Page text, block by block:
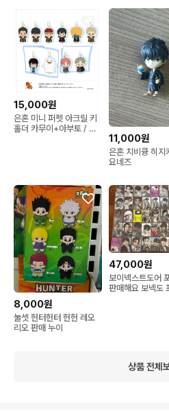
15,000원
은혼 미니 퍼펫 아크릴 키
홀더 카무이+아부토 / 카
11,000원
은혼 치비큥 히지
요네즈
8,000원
눌셋 헌터헌터 헌헌 레오
리오 판매 누이
47,000원
보이넥스트도어
판매해요 보넥도
상품 전체